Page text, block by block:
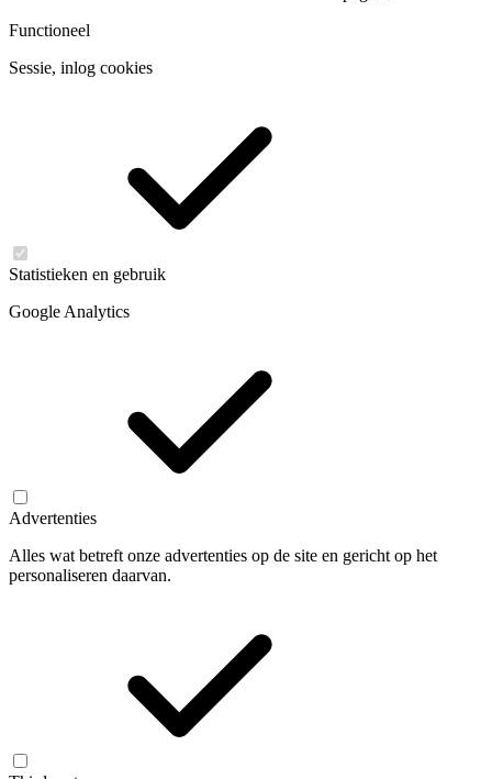
Functioneel
Sessie, inlog cookies
Statistieken en gebruik
Google Analytics
Advertenties
Alles wat betreft onze advertenties op de site en gericht op het
personaliseren daarvan.